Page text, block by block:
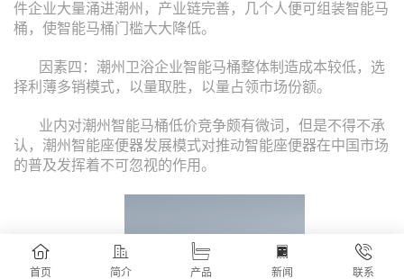
首页 简介 产品 新闻 联系
件企业大量涌进潮州，产业链完善，几个人便可组装智能马
桶，使智能马桶门槛大大降低。
因素四：潮州卫浴企业智能马桶整体制造成本较低，选
择利薄多销模式，以量取胜，以量占领市场份额。
业内对潮州智能马桶低价竞争颇有微词，但是不得不承
认，潮州智能座便器发展模式对推动智能座便器在中国市场
的普及发挥着不可忽视的作用。